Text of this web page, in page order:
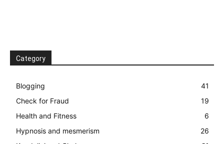
Category
Blogging
41
Check for Fraud
19
Health and Fitness
6
Hypnosis and mesmerism
26